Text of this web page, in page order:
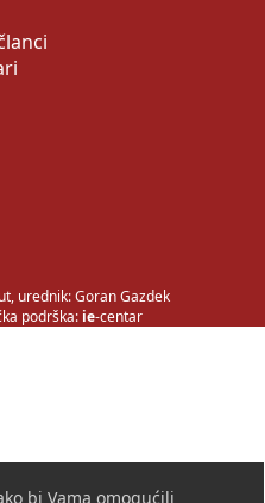
urednik: Goran Gazdek
podrška: ie-centar
bi Vama omogućili